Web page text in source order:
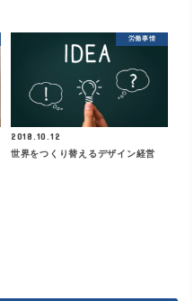
労働事情
2018.10.12
世界をつくり替えるデザイン経営